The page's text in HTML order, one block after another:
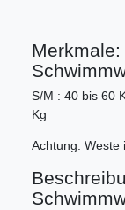
S/M : 40 bis 60
Kg
Achtung: Weste